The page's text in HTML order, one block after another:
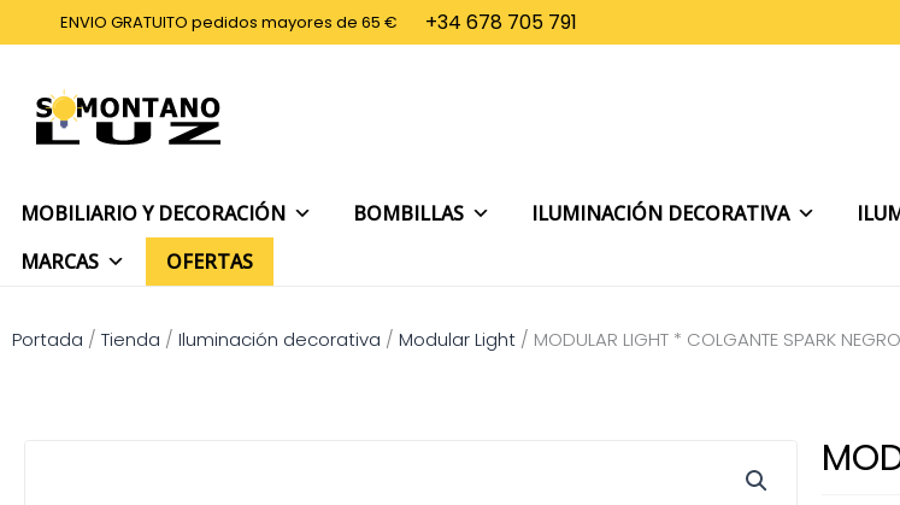
al
ENVIO GRATUITO pedidos mayores de 65 € +34 678 705 791
MOBILIARIO Y DECORACIÓN BOMBILLAS ILUMINACIÓN DECORATIVA
MARCAS
OFERTAS
Portada / Tienda / Iluminación decorativa / Modular Light / MODULAR LIGHT * COLGANTE SPARK NEGRO